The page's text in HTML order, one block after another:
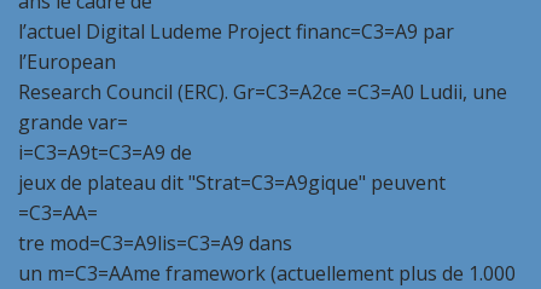
l’actuel Digital Ludeme Project financ=C3=A9 par
l’European
Research Council (ERC). Gr=C3=A2ce =C3=A0 Ludii, une
grande var=
i=C3=A9t=C3=A9 de
jeux de plateau dit "Strat=C3=A9gique" peuvent
=C3=AA=
tre mod=C3=A9lis=C3=A9 dans
un m=C3=AAme framework (actuellement plus de 1.000